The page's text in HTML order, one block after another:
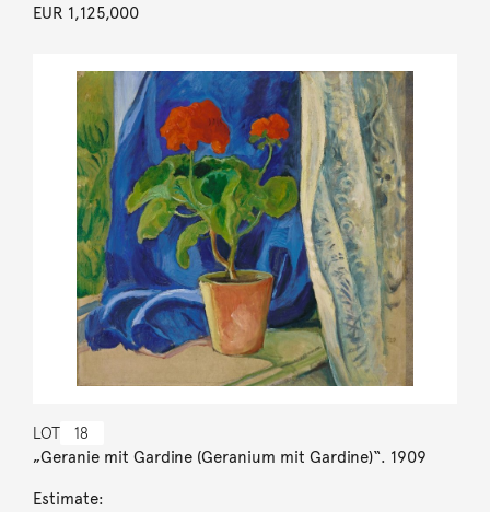
EUR 1,125,000
LOT 18
„Geranie mit Gardine (Geranium mit Gardine)“. 1909
Estimate: